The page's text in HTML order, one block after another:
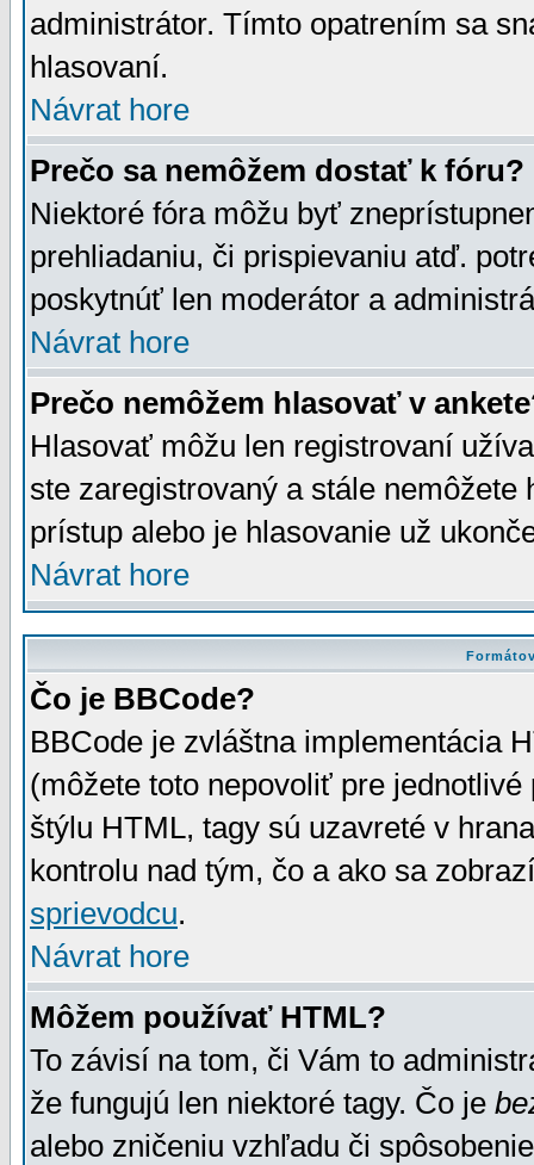
administrátor. Tímto opatrením sa
hlasovaní.
Návrat hore
Prečo sa nemôžem dostať k fóru?
Niektoré fóra môžu byť
prehliadaniu, či prispievaniu atď.
poskytnúť len moderátor a
Návrat hore
Prečo nemôžem hlasovať v
Hlasovať môžu len registrovaní
ste zaregistrovaný a stále
prístup alebo je hlasovanie už
Návrat hore
Čo je BBCode?
BBCode je zvláštna implementácia
(môžete toto nepovoliť pre
štýlu HTML, tagy sú uzavreté v
kontrolu nad tým, čo a ako sa
sprievodcu.
Návrat hore
Môžem používať HTML?
To závisí na tom, či Vám to
že fungujú len niektoré tagy. Čo je
alebo zničeniu vzhľadu či